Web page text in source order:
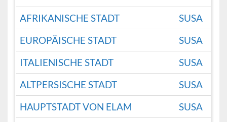
AFRIKANISCHE STADT
SUSA
EUROPÄISCHE STADT
SUSA
ITALIENISCHE STADT
SUSA
ALTPERSISCHE STADT
SUSA
HAUPTSTADT VON ELAM
SUSA